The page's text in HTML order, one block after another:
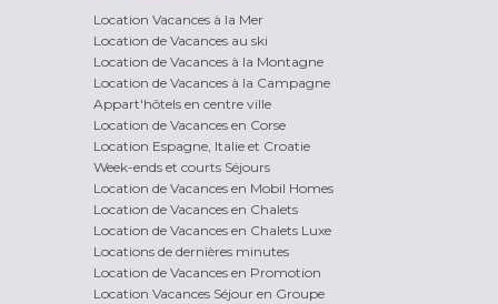
Location Vacances à la Mer
Location de Vacances au ski
Location de Vacances à la Montagne
Location de Vacances à la Campagne
Appart'hôtels en centre ville
Location de Vacances en Corse
Location Espagne, Italie et Croatie
Week-ends et courts Séjours
Location de Vacances en Mobil Homes
Location de Vacances en Chalets
Location de Vacances en Chalets Luxe
Locations de dernières minutes
Location de Vacances en Promotion
Location Vacances Séjour en Groupe